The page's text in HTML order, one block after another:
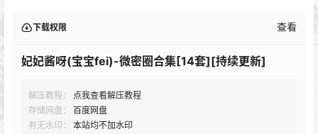
下载权限 查看
妃妃酱呀(宝宝fei)-微密圈合集[14套][持续更新]
解压教程：
点我查看解压教程
存储网盘：
百度网盘
有无水印：
本站均不加水印